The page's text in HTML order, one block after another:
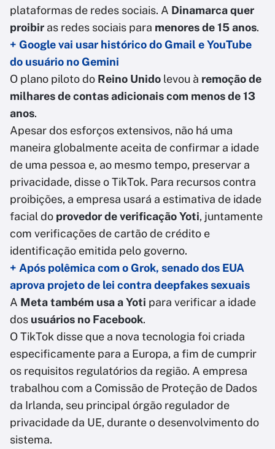
plataformas de redes sociais. A Dinamarca quer
proibir as redes sociais para menores de 15 anos.
+ Google vai usar histórico do Gmail e YouTube
do usuário no Gemini
O plano piloto do Reino Unido levou à remoção de
milhares de contas adicionais com menos de 13
anos.
Apesar dos esforços extensivos, não há uma
maneira globalmente aceita de confirmar a idade
de uma pessoa e, ao mesmo tempo, preservar a
privacidade, disse o TikTok. Para recursos contra
proibições, a empresa usará a estimativa de idade
facial do provedor de verificação Yoti, juntamente
com verificações de cartão de crédito e
identificação emitida pelo governo.
+ Após polêmica com o Grok, senado dos EUA
aprova projeto de lei contra deepfakes sexuais
A Meta também usa a Yoti para verificar a idade
dos usuários no Facebook.
O TikTok disse que a nova tecnologia foi criada
especificamente para a Europa, a fim de cumprir
os requisitos regulatórios da região. A empresa
trabalhou com a Comissão de Proteção de Dados
da Irlanda, seu principal órgão regulador de
privacidade da UE, durante o desenvolvimento do
sistema.